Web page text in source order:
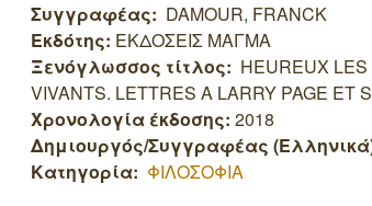
Συγγραφέας: DAMOUR, FRANCK
Εκδότης: ΕΚΔΟΣΕΙΣ ΜΑΓΜΑ
Ξενόγλωσσος τίτλος: HEUREUX
VIVANTS. LETTRES A LARRY PAGE ET
Χρονολογία έκδοσης: 2018
Δημιουργός/Συγγραφέας
Κατηγορία: ΦΙΛΟΣΟΦΙΑ